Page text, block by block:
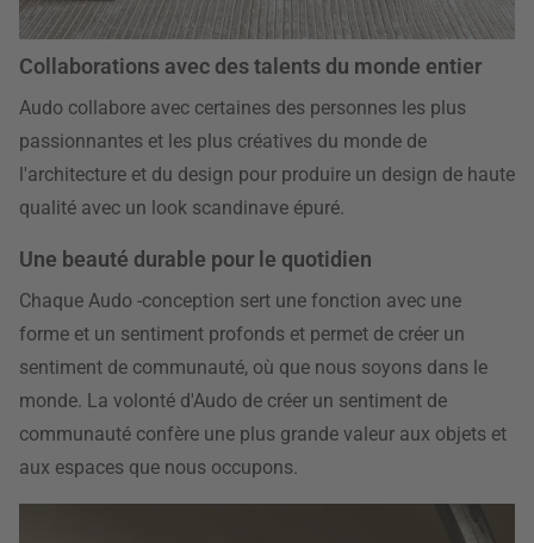
Collaborations avec des talents du monde entier
Audo collabore avec certaines des personnes les plus
passionnantes et les plus créatives du monde de
l'architecture et du design pour produire un design de haute
qualité avec un look scandinave épuré.
Une beauté durable pour le quotidien
Chaque Audo -conception sert une fonction avec une
forme et un sentiment profonds et permet de créer un
sentiment de communauté, où que nous soyons dans le
monde. La volonté d'Audo de créer un sentiment de
communauté confère une plus grande valeur aux objets et
aux espaces que nous occupons.